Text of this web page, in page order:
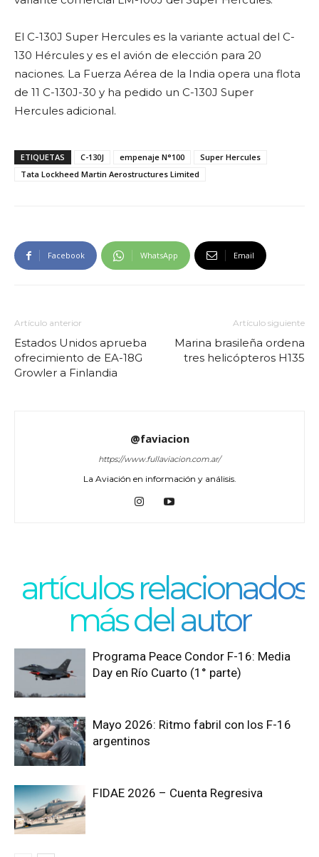
El C-130J Super Hercules es la variante actual del C-
130 Hércules y es el avión de elección para 20
naciones. La Fuerza Aérea de la India opera una flota
de 11 C-130J-30 y ha pedido un C-130J Super
Hercules adicional.
ETIQUETAS C-130J empenaje N°100
Super Hercules
Tata Lockheed Martin Aerostructures Limited
Facebook WhatsApp Email
Artículo anterior
Estados Unidos aprueba
ofrecimiento de EA-18G
Growler a Finlandia
Artículo siguiente
Marina brasileña ordena
tres helicópteros H135
@faviacion
https://www.fullaviacion.com.ar/
La Aviación en información y análisis.
artículos relacionados
más del autor
Programa Peace Condor F-16: Media
Day en Río Cuarto (1° parte)
Mayo 2026: Ritmo fabril con los F-16
argentinos
FIDAE 2026 – Cuenta Regresiva